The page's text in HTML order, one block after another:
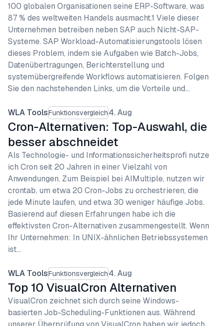
100 globalen Organisationen seine ERP-Software, was
87 % des weltweiten Handels ausmacht.1 Viele dieser
Unternehmen betreiben neben SAP auch Nicht-SAP-
Systeme. SAP Workload-Automatisierungstools lösen
dieses Problem, indem sie Aufgaben wie Batch-Jobs,
Datenübertragungen, Berichterstellung und
systemübergreifende Workflows automatisieren. Folgen
Sie den nachstehenden Links, um die Vorteile und…
WLA ToolsFunktionsvergleich4. Aug
Cron-Alternativen: Top-Auswahl, die
besser abschneidet
Als Technologie- und Informationssicherheitsprofi nutze
ich Cron seit 20 Jahren in einer Vielzahl von
Anwendungen. Zum Beispiel bei AIMultiple, nutzen wir
crontab, um etwa 20 Cron-Jobs zu orchestrieren, die
jede Minute laufen, und etwa 30 weniger häufige Jobs.
Basierend auf diesen Erfahrungen habe ich die
effektivsten Cron-Alternativen zusammengestellt. Wenn
Ihr Unternehmen: In UNIX-ähnlichen Betriebssystemen
ist…
WLA ToolsFunktionsvergleich4. Aug
Top 10 VisualCron Alternativen
VisualCron zeichnet sich durch seine Windows-
basierten Job-Scheduling-Funktionen aus. Während